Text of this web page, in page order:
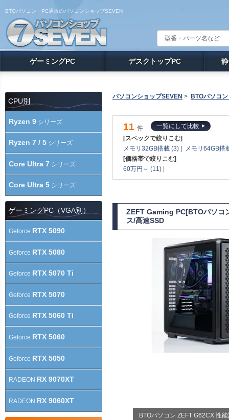
BTOパソコン・PC通販のパソコンショップSEVEN
ゲーミングPC デスクトップPC
パソコンショップSEVEN > BTOパソコ
11 件
一覧にして比較
[スペックで絞りこむ]
メモリ32GB搭載 (3) |
メモリ64GB搭
[価格帯で絞りこむ]
60万円～ (11) |
ZEFT Gaming PC[BTOパソコ
ス/高速SSD
BTOパソコン ZEFT G62CX 性
CPU別
Ryzen 9 シリーズ
Ryzen 7 / 5 シリーズ
Core Ultra 7 シリーズ
Core Ultra 5 シリーズ
ゲーミングPC（VGA別）
Geforce RTX 5090
Geforce RTX 5080
Geforce RTX 5070 Ti
Geforce RTX 5070
Geforce RTX 5060 Ti
Geforce RTX 5060
Geforce RTX 5050
RADEON RX 9070XT
RADEON RX 9060XT